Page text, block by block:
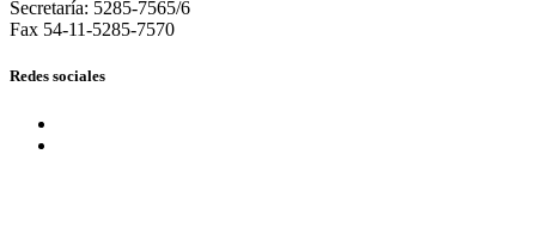
Secretaría: 5285-7565/6
Fax 54-11-5285-7570
Redes sociales